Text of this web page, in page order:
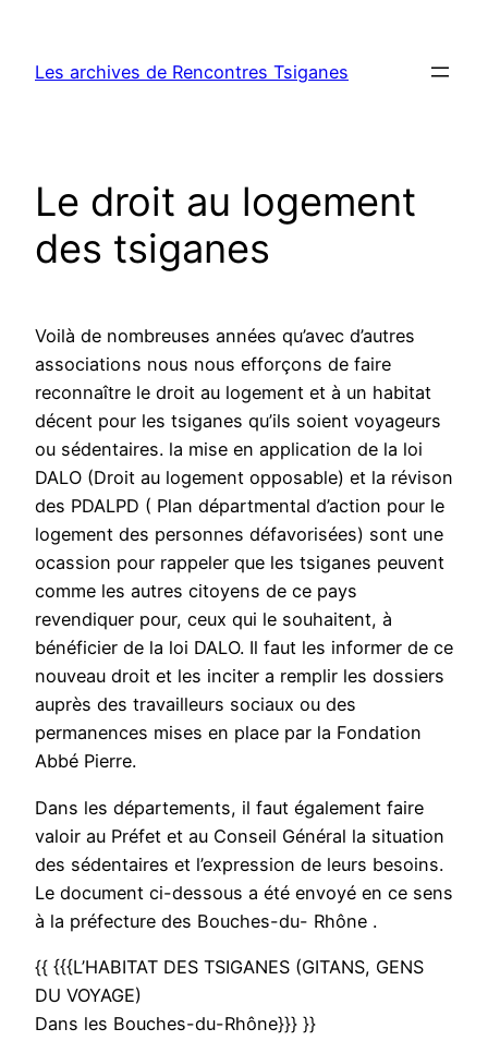
contenu
Les archives de Rencontres Tsiganes
Le droit au logement
des tsiganes
Voilà de nombreuses années qu’avec d’autres
associations nous nous efforçons de faire
reconnaître le droit au logement et à un habitat
décent pour les tsiganes qu’ils soient voyageurs
ou sédentaires. la mise en application de la loi
DALO (Droit au logement opposable) et la révison
des PDALPD ( Plan départmental d’action pour le
logement des personnes défavorisées) sont une
ocassion pour rappeler que les tsiganes peuvent
comme les autres citoyens de ce pays
revendiquer pour, ceux qui le souhaitent, à
bénéficier de la loi DALO. Il faut les informer de ce
nouveau droit et les inciter a remplir les dossiers
auprès des travailleurs sociaux ou des
permanences mises en place par la Fondation
Abbé Pierre.
Dans les départements, il faut également faire
valoir au Préfet et au Conseil Général la situation
des sédentaires et l’expression de leurs besoins.
Le document ci-dessous a été envoyé en ce sens
à la préfecture des Bouches-du- Rhône .
{{ {{{L’HABITAT DES TSIGANES (GITANS, GENS
DU VOYAGE)
Dans les Bouches-du-Rhône}}} }}